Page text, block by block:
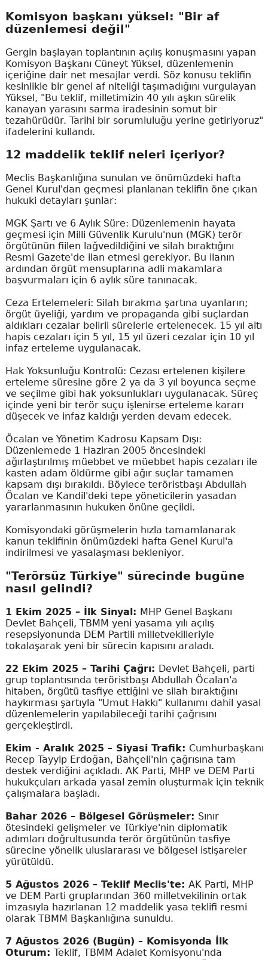
Komisyon başkanı yüksel: "Bir af
düzenlemesi değil"
Gergin başlayan toplantının açılış konuşmasını yapan
Komisyon Başkanı Cüneyt Yüksel, düzenlemenin
içeriğine dair net mesajlar verdi. Söz konusu teklifin
kesinlikle bir genel af niteliği taşımadığını vurgulayan
Yüksel, "Bu teklif, milletimizin 40 yılı aşkın sürelik
kanayan yarasını sarma iradesinin somut bir
tezahürüdür. Tarihi bir sorumluluğu yerine getiriyoruz"
ifadelerini kullandı.
12 maddelik teklif neleri içeriyor?
Meclis Başkanlığına sunulan ve önümüzdeki hafta
Genel Kurul'dan geçmesi planlanan teklifin öne çıkan
hukuki detayları şunlar:
MGK Şartı ve 6 Aylık Süre: Düzenlemenin hayata
geçmesi için Milli Güvenlik Kurulu'nun (MGK) terör
örgütünün fiilen lağvedildiğini ve silah bıraktığını
Resmi Gazete'de ilan etmesi gerekiyor. Bu ilanın
ardından örgüt mensuplarına adli makamlara
başvurmaları için 6 aylık süre tanınacak.
Ceza Ertelemeleri: Silah bırakma şartına uyanların;
örgüt üyeliği, yardım ve propaganda gibi suçlardan
aldıkları cezalar belirli sürelerle ertelenecek. 15 yıl altı
hapis cezaları için 5 yıl, 15 yıl üzeri cezalar için 10 yıl
infaz erteleme uygulanacak.
Hak Yoksunluğu Kontrolü: Cezası ertelenen kişilere
erteleme süresine göre 2 ya da 3 yıl boyunca seçme
ve seçilme gibi hak yoksunlukları uygulanacak. Süreç
içinde yeni bir terör suçu işlenirse erteleme kararı
düşecek ve infaz kaldığı yerden devam edecek.
Öcalan ve Yönetim Kadrosu Kapsam Dışı:
Düzenlemede 1 Haziran 2005 öncesindeki
ağırlaştırılmış müebbet ve müebbet hapis cezaları ile
kasten adam öldürme gibi ağır suçlar tamamen
kapsam dışı bırakıldı. Böylece teröristbaşı Abdullah
Öcalan ve Kandil'deki tepe yöneticilerin yasadan
yararlanmasının hukuken önüne geçildi.
Komisyondaki görüşmelerin hızla tamamlanarak
kanun teklifinin önümüzdeki hafta Genel Kurul'a
indirilmesi ve yasalaşması bekleniyor.
"Terörsüz Türkiye" sürecinde bugüne
nasıl gelindi?
1 Ekim 2025 – İlk Sinyal: MHP Genel Başkanı
Devlet Bahçeli, TBMM yeni yasama yılı açılış
resepsiyonunda DEM Partili milletvekilleriyle
tokalaşarak yeni bir sürecin kapısını araladı.
22 Ekim 2025 – Tarihi Çağrı: Devlet Bahçeli, parti
grup toplantısında teröristbaşı Abdullah Öcalan'a
hitaben, örgütü tasfiye ettiğini ve silah bıraktığını
haykırması şartıyla "Umut Hakkı" kullanımı dahil yasal
düzenlemelerin yapılabileceği tarihi çağrısını
gerçekleştirdi.
Ekim - Aralık 2025 – Siyasi Trafik: Cumhurbaşkanı
Recep Tayyip Erdoğan, Bahçeli'nin çağrısına tam
destek verdiğini açıkladı. AK Parti, MHP ve DEM Parti
hukukçuları arkada yasal zemin oluşturmak için teknik
çalışmalara başladı.
Bahar 2026 – Bölgesel Görüşmeler: Sınır
ötesindeki gelişmeler ve Türkiye'nin diplomatik
adımları doğrultusunda terör örgütünün tasfiye
sürecine yönelik uluslararası ve bölgesel istişareler
yürütüldü.
5 Ağustos 2026 – Teklif Meclis'te: AK Parti, MHP
ve DEM Parti gruplarından 360 milletvekilinin ortak
imzasıyla hazırlanan 12 maddelik yasa teklifi resmi
olarak TBMM Başkanlığına sunuldu.
7 Ağustos 2026 (Bugün) – Komisyonda İlk
Oturum: Teklif, TBMM Adalet Komisyonu'nda